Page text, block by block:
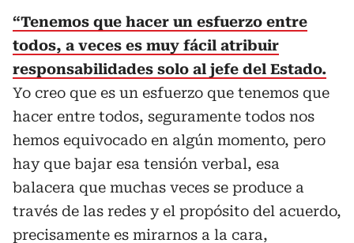
“Tenemos que hacer un esfuerzo entre
todos, a veces es muy fácil atribuir
responsabilidades solo al jefe del Estado.
Yo creo que es un esfuerzo que tenemos que
hacer entre todos, seguramente todos nos
hemos equivocado en algún momento, pero
hay que bajar esa tensión verbal, esa
balacera que muchas veces se produce a
través de las redes y el propósito del acuerdo,
precisamente es mirarnos a la cara,